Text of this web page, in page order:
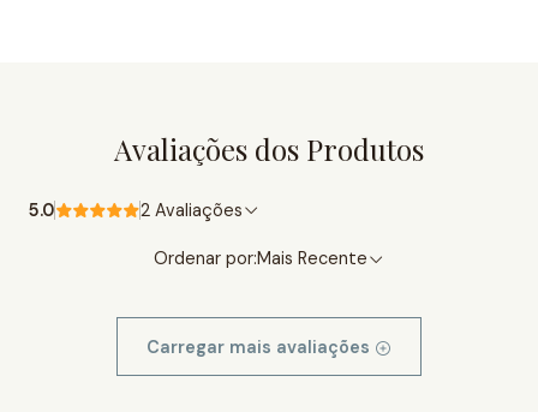
Avaliações dos Produtos
5.0 2 Avaliações
Ordenar por:Mais Recente
Carregar mais avaliações